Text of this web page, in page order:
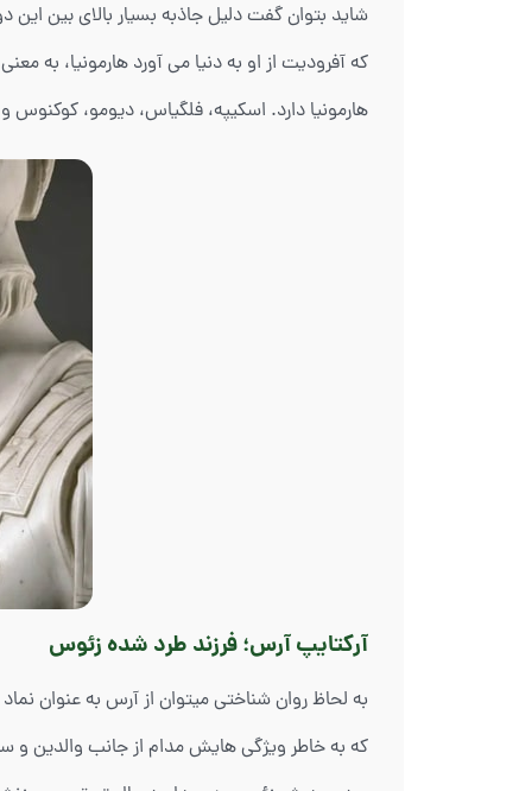
شاید بتوان گفت دلیل جاذبه بسیار بالای بین
که آفرودیت از او به دنیا می آورد هارمونیا،
هارمونیا دارد. اسکیپه، فلگیاس، دیومو، کوکنوس
آرکتایپ آرس؛ فرزند طرد شده زئوس
به لحاظ روان شناختی میتوان از آرس به عنوان
که به خاطر ویژگی هایش مدام از جانب والدین